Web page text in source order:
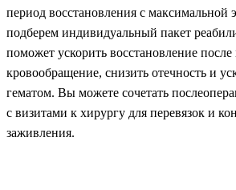
период восстановления с
подберем индивидуальный пакет
поможет ускорить восстановление
кровообращение, снизить отечность и
гематом. Вы можете сочетать
с визитами к хирургу для перевязок и
заживления.